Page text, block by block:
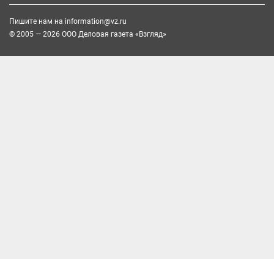
Пишите нам на information@vz.ru
© 2005 — 2026 ООО Деловая газета «Взгляд»